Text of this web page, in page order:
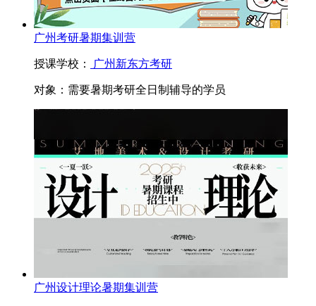
广州考研暑期集训营
授课学校： 广州新东方考研
对象： 需要暑期考研全日制辅导的学员
广州设计理论暑期集训营